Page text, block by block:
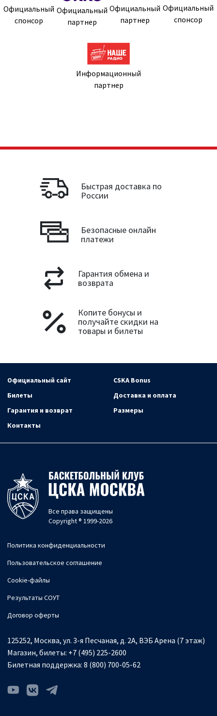
Официальный
спонсор
Официальный
партнер
Официальный
партнер
Официальный
спонсор
Информационный
партнер
Быстрая доставка по
России
Безопасные онлайн
платежи
Гарантия обмена и
возврата
Копите бонусы и
получайте скидки на
товары и билеты
Официальный сайт
CSKA Bonus
Билеты
Доставка и оплата
Гарантия и возврат
Размеры
Контакты
Все права защищены
Copyright ® 1999-2026
Политика конфиденциальности
Пользовательское соглашение
Cookie-файлы
Результаты СОУТ
Договор оферты
125252, Москва, ул. 3-я Песчаная, д. 2А, ВЭБ Арена (7 этаж)
Магазин, билеты: +7 (495) 225-2600
Билетная поддержка: 8 (800) 700-05-62